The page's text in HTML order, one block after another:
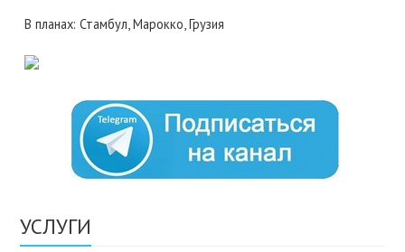
В планах: Стамбул, Марокко, Грузия
УСЛУГИ